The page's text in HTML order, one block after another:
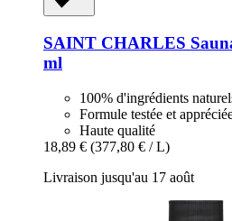
SAINT CHARLES
ml
100% d'ingrédients
Formule testée et
Haute qualité
18,89 € (377,80 € / L)
Livraison jusqu'au 17 août